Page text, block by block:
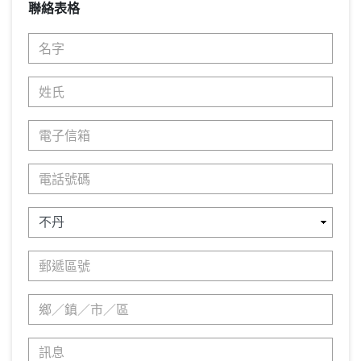
聯絡表格